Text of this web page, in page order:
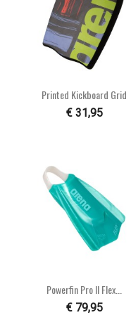
Printed Kickboard Grid
€ 31,95
Powerfin Pro II Flex...
€ 79,95